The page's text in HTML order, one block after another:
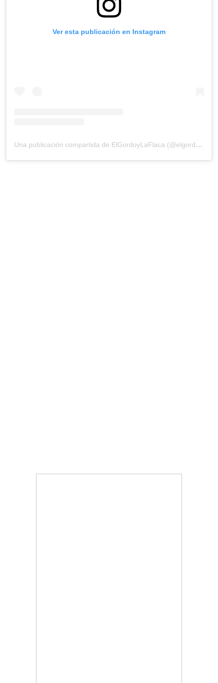
Ver esta publicación en Instagram
Una publicación compartida de ElGordoyLaFlaca (@elgordoylaflaca)